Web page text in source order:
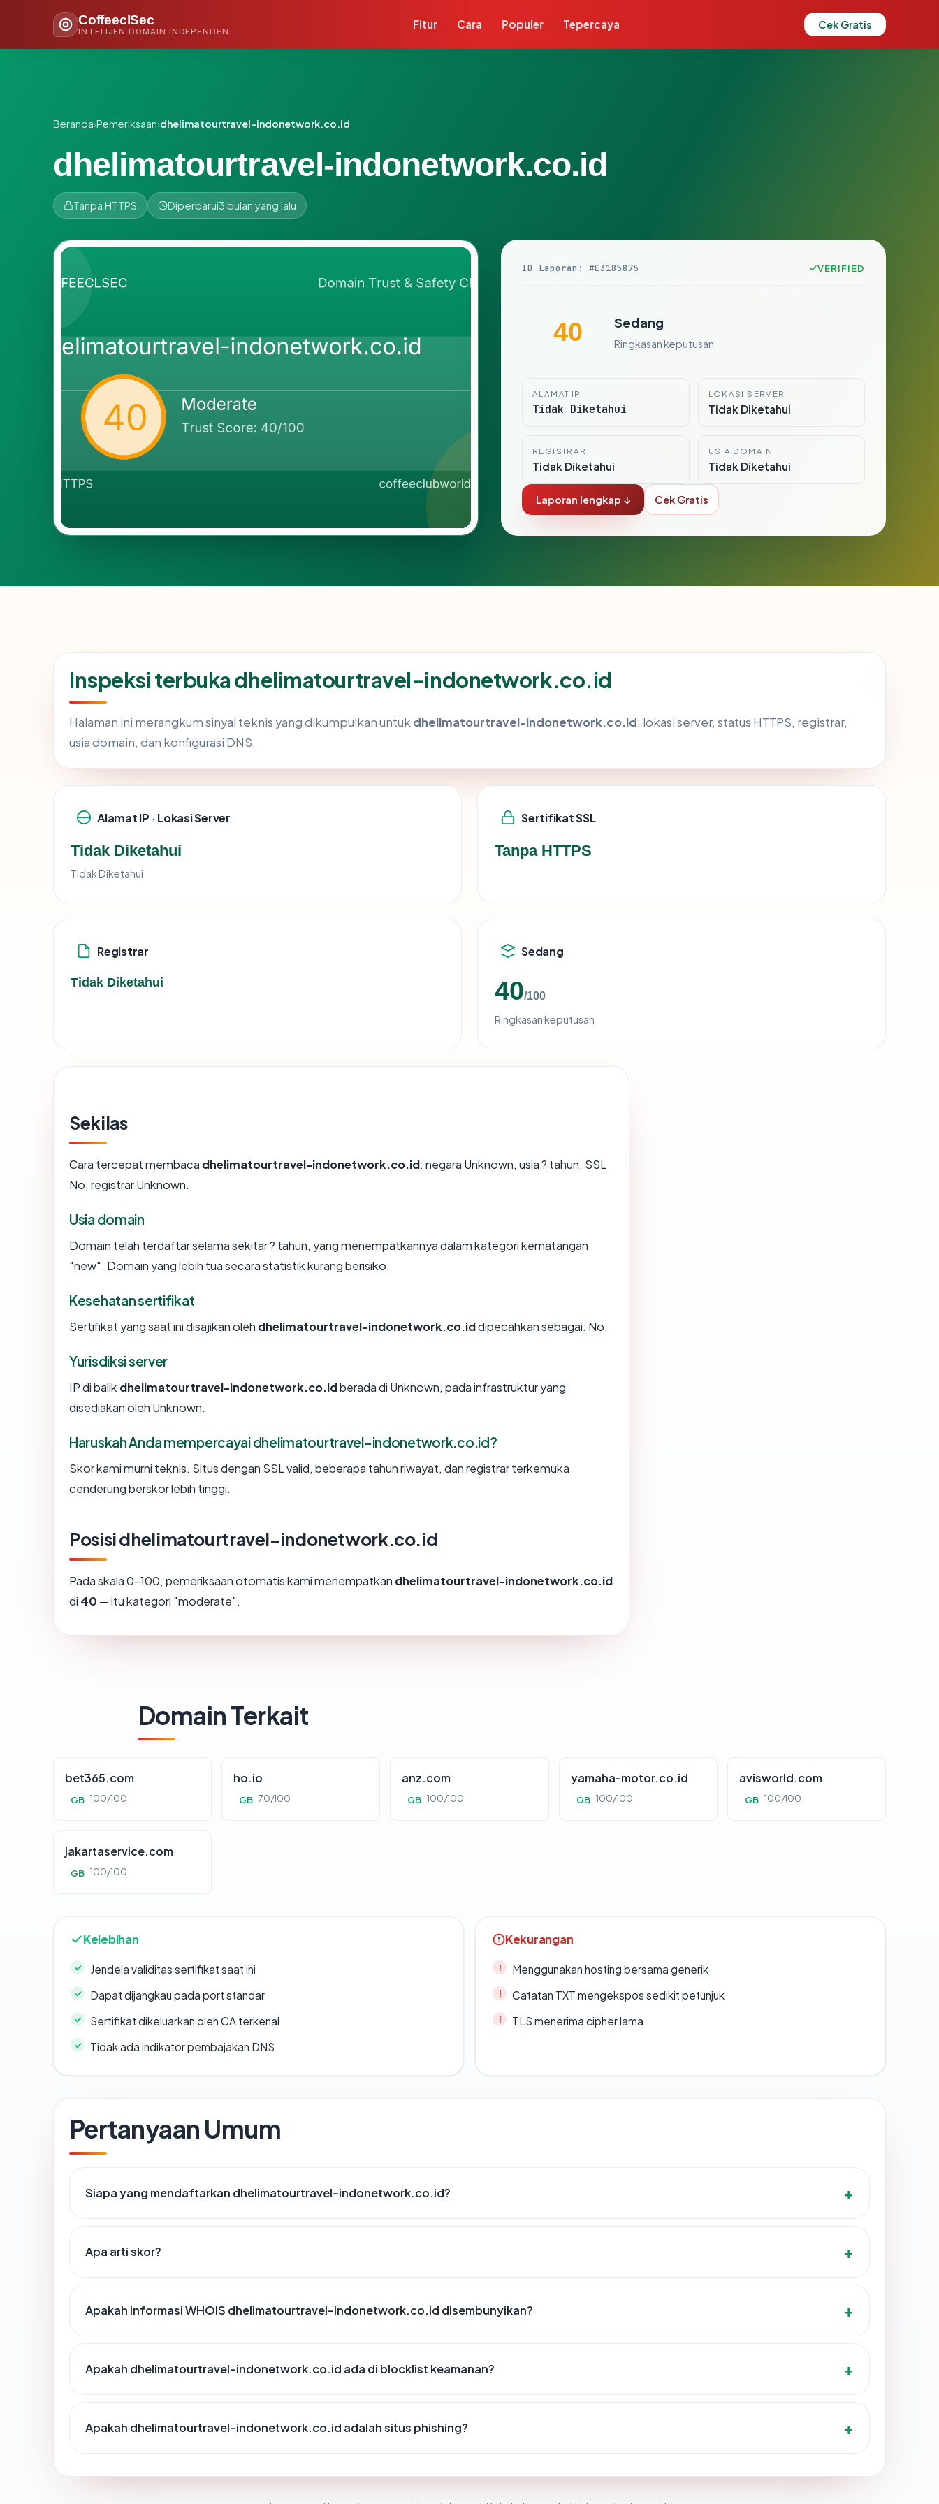
CoffeeclSec
INTELIJEN DOMAIN INDEPENDEN
Fitur Cara Populer Tepercaya Cek Gratis
Beranda›Pemeriksaan›dhelimatourtravel-indonetwork.co.id
dhelimatourtravel-indonetwork.co.id
Tanpa HTTPS Diperbarui3 bulan yang lalu
ID Laporan: #E3185875 VERIFIED
40 Sedang
Ringkasan keputusan
ALAMAT IP
Tidak Diketahui
LOKASI SERVER
Tidak Diketahui
REGISTRAR
Tidak Diketahui
USIA DOMAIN
Tidak Diketahui
Laporan lengkap ↓ Cek Gratis
Inspeksi terbuka dhelimatourtravel-indonetwork.co.id
Halaman ini merangkum sinyal teknis yang dikumpulkan untuk dhelimatourtravel-indonetwork.co.id: lokasi server, status HTTPS, registrar,
usia domain, dan konfigurasi DNS.
Alamat IP · Lokasi Server
Tidak Diketahui
Tidak Diketahui
Sertifikat SSL
Tanpa HTTPS
Registrar
Tidak Diketahui
Sedang
40/100
Ringkasan keputusan
Sekilas
Cara tercepat membaca dhelimatourtravel-indonetwork.co.id: negara Unknown, usia ? tahun, SSL
No, registrar Unknown.
Usia domain
Domain telah terdaftar selama sekitar ? tahun, yang menempatkannya dalam kategori kematangan
"new". Domain yang lebih tua secara statistik kurang berisiko.
Kesehatan sertifikat
Sertifikat yang saat ini disajikan oleh dhelimatourtravel-indonetwork.co.iddipecahkan sebagai: No.
Yurisdiksi server
IP di balik dhelimatourtravel-indonetwork.co.idberada di Unknown, pada infrastruktur yang
disediakan oleh Unknown.
Haruskah Anda mempercayai dhelimatourtravel-indonetwork.co.id?
Skor kami murni teknis. Situs dengan SSL valid, beberapa tahun riwayat, dan registrar terkemuka
cenderung berskor lebih tinggi.
Posisi dhelimatourtravel-indonetwork.co.id
Pada skala 0-100, pemeriksaan otomatis kami menempatkan dhelimatourtravel-indonetwork.co.id
di 40 — itu kategori "moderate".
Domain Terkait
bet365.com
GB 100/100
ho.io
GB 70/100
anz.com
GB 100/100
yamaha-motor.co.id
GB 100/100
avisworld.com
GB 100/100
jakartaservice.com
GB 100/100
Kelebihan
Jendela validitas sertifikat saat ini
Dapat dijangkau pada port standar
Sertifikat dikeluarkan oleh CA terkenal
Tidak ada indikator pembajakan DNS
Kekurangan
Menggunakan hosting bersama generik
Catatan TXT mengekspos sedikit petunjuk
TLS menerima cipher lama
Pertanyaan Umum
Siapa yang mendaftarkan dhelimatourtravel-indonetwork.co.id?
Apa arti skor?
Apakah informasi WHOIS dhelimatourtravel-indonetwork.co.id disembunyikan?
Apakah dhelimatourtravel-indonetwork.co.id ada di blocklist keamanan?
Apakah dhelimatourtravel-indonetwork.co.id adalah situs phishing?